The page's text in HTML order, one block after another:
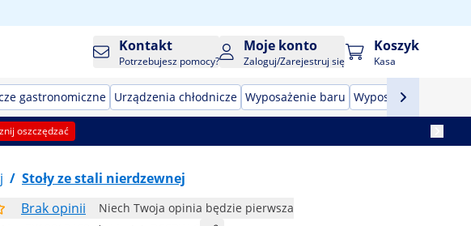
Kontakt
Potrzebujesz pomocy?
Moje konto
Zaloguj/Zarejestruj się
Koszyk
Kasa
gastronomiczne Urządzenia chłodnicze Wyposażenie baru Wyposażenie
oszczędzać
/ Stoły ze stali nierdzewnej
Brak opinii
Niech Twoja opinia będzie pierwsza